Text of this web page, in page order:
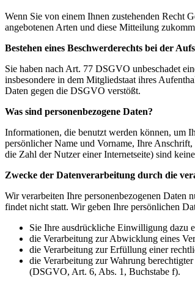
Wenn Sie von einem Ihnen zustehenden Recht
angebotenen Arten und diese Mitteilung
Bestehen eines Beschwerderechts bei der
Sie haben nach Art. 77 DSGVO unbeschadet
insbesondere in dem Mitgliedstaat ihres
Daten gegen die DSGVO verstößt.
Was sind personenbezogene Daten?
Informationen, die benutzt werden können, um
persönlicher Name und Vorname, Ihre
die Zahl der Nutzer einer Internetseite) sind
Zwecke der Datenverarbeitung durch die
Wir verarbeiten Ihre personenbezogenen Daten
findet nicht statt. Wir geben Ihre persönlichen
Sie Ihre ausdrückliche Einwilligung dazu
die Verarbeitung zur Abwicklung eines
die Verarbeitung zur Erfüllung einer
die Verarbeitung zur Wahrung
(DSGVO, Art. 6, Abs. 1, Buchstabe f).